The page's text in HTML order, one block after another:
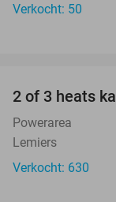
Verkocht: 50
2 of 3 heats
Powerarea
Lemiers
Verkocht: 630